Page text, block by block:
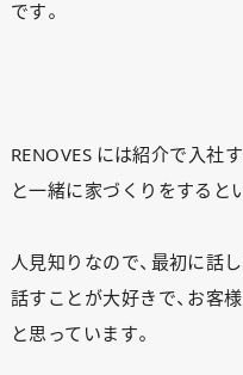
です。
RENOVES には紹介で入社
と一緒に家づくりをすると
人見知りなので、最初に話
話すことが大好きで、お客
と思っています。